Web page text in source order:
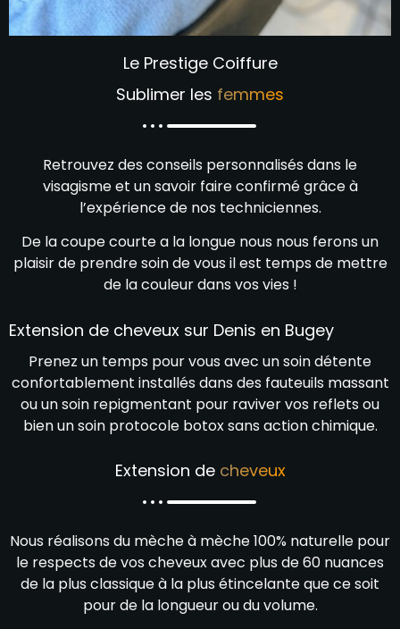
Le Prestige Coiffure
Sublimer les femmes
Retrouvez des conseils personnalisés dans le
visagisme et un savoir faire confirmé grâce à
l’expérience de nos techniciennes.
De la coupe courte a la longue nous nous ferons un
plaisir de prendre soin de vous il est temps de mettre
de la couleur dans vos vies !
Extension de cheveux sur Denis en Bugey
Prenez un temps pour vous avec un soin détente
confortablement installés dans des fauteuils massant
ou un soin repigmentant pour raviver vos reflets ou
bien un soin protocole botox sans action chimique.
Extension de cheveux
Nous réalisons du mèche à mèche 100% naturelle pour
le respects de vos cheveux avec plus de 60 nuances
de la plus classique à la plus étincelante que ce soit
pour de la longueur ou du volume.